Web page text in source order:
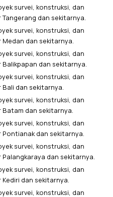
survei, konstruksi, dan
dan sekitarnya.
survei, konstruksi, dan
dan sekitarnya.
survei, konstruksi, dan
dan sekitarnya.
survei, konstruksi, dan
dan sekitarnya.
survei, konstruksi, dan
dan sekitarnya.
survei, konstruksi, dan
dan sekitarnya.
survei, konstruksi, dan
dan sekitarnya.
survei, konstruksi, dan
dan sekitarnya.
survei, konstruksi, dan